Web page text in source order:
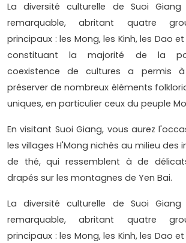
La diversité culturelle de Suoi
remarquable, abritant quatre
principaux : les Mong, les Kinh, les Dao
constituant la majorité de la
coexistence de cultures a permis
préserver de nombreux éléments
uniques, en particulier ceux du peuple
En visitant Suoi Giang, vous aurez
les villages H'Mong nichés au milieu des
de thé, qui ressemblent à de
drapés sur les montagnes de Yen Bai.
La diversité culturelle de Suoi
remarquable, abritant quatre
principaux : les Mong, les Kinh, les Dao